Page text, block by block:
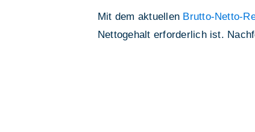
Mit dem aktuellen Brutto-Netto-
Nettogehalt erforderlich ist.